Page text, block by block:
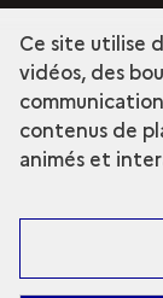
Découvrir la
Ce site utilise
vidéos, des
contenus de
animés et